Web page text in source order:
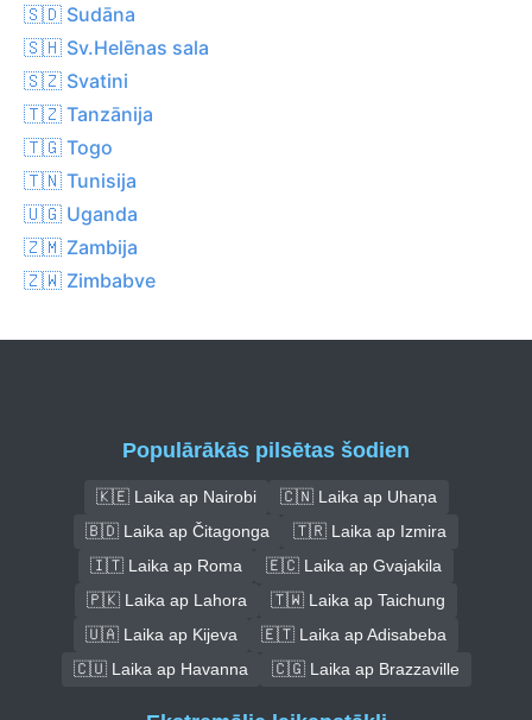
🇸🇩 Sudāna
🇸🇭 Sv.Helēnas sala
🇸🇿 Svatini
🇹🇿 Tanzānija
🇹🇬 Togo
🇹🇳 Tunisija
🇺🇬 Uganda
🇿🇲 Zambija
🇿🇼 Zimbabve
Populārākās pilsētas šodien
🇰🇪 Laika ap Nairobi
🇨🇳 Laika ap Uhaņa
🇧🇩 Laika ap Čitagonga
🇹🇷 Laika ap Izmira
🇮🇹 Laika ap Roma
🇪🇨 Laika ap Gvajakila
🇵🇰 Laika ap Lahora
🇹🇼 Laika ap Taichung
🇺🇦 Laika ap Kijeva
🇪🇹 Laika ap Adisabeba
🇨🇺 Laika ap Havanna
🇨🇬 Laika ap Brazzaville